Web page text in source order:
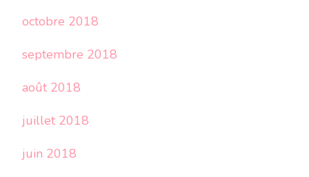
octobre 2018
septembre 2018
août 2018
juillet 2018
juin 2018